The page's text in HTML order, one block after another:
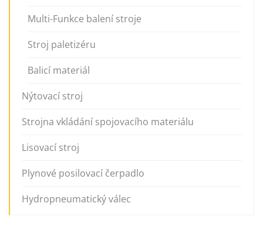
Multi-Funkce balení stroje
Stroj paletizéru
Balicí materiál
Nýtovací stroj
Strojna vkládání spojovacího materiálu
Lisovací stroj
Plynové posilovací čerpadlo
Hydropneumatický válec